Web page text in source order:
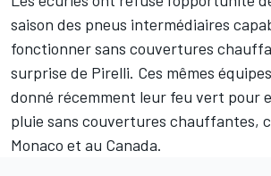
saison des pneus intermédiaires
fonctionner sans couvertures
surprise de Pirelli. Ces mêmes
donné récemment leur feu vert pour
pluie sans couvertures chauffantes,
Monaco et au Canada.